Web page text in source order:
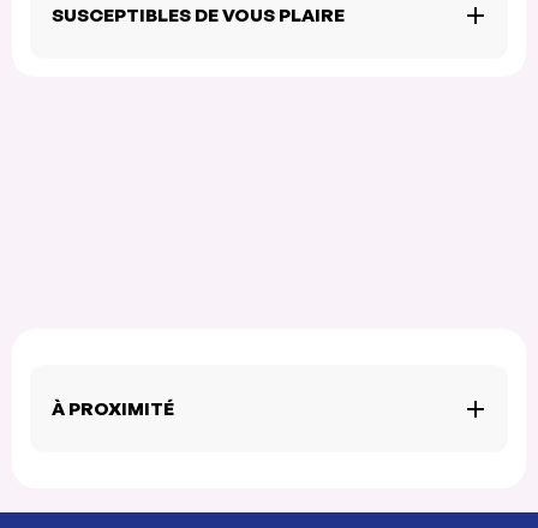
SUSCEPTIBLES DE VOUS PLAIRE
À PROXIMITÉ